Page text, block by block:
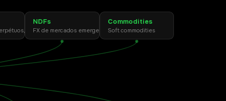
CFDs
NDFs
FX de mercados emergentes
Commodities
Soft commodities